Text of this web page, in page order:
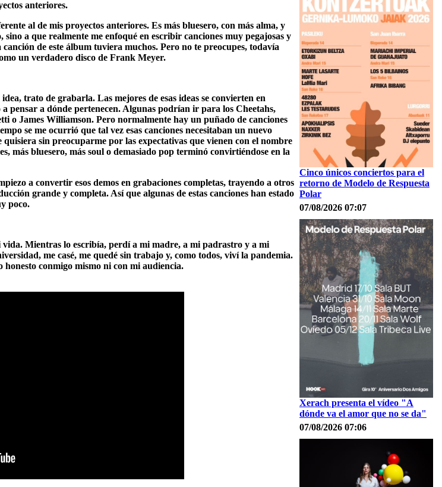
anteriores.
al de mis proyectos anteriores. Es más bluesero, con más alma, y
a que realmente me enfoqué en escribir canciones muy pegajosas y
de este álbum tuviera muchos. Pero no te preocupes, todavía
un verdadero disco de Frank Meyer.
trato de grabarla. Las mejores de esas ideas se convierten en
pensar a dónde pertenecen. Algunas podrían ir para los Cheetahs,
o James Williamson. Pero normalmente hay un puñado de canciones
se me ocurrió que tal vez esas canciones necesitaban un nuevo
sin preocuparme por las expectativas que vienen con el nombre
más bluesero, más soul o demasiado pop terminó convirtiéndose en la
a convertir esos demos en grabaciones completas, trayendo a otros
grande y completa. Así que algunas de estas canciones han estado
poco.
Mientras lo escribía, perdí a mi madre, a mi padrastro y a mi
me casé, me quedé sin trabajo y, como todos, viví la pandemia.
honesto conmigo mismo ni con mi audiencia.
Cinco únicos conciertos para el
retorno de Modelo de Respuesta
Polar
07/08/2026 07:07
Xerach presenta el vídeo "A
dónde va el amor que no se da"
07/08/2026 07:06